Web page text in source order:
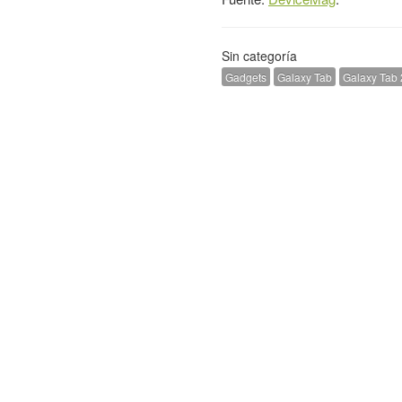
Sin categoría
Gadgets Galaxy Tab Galaxy Tab